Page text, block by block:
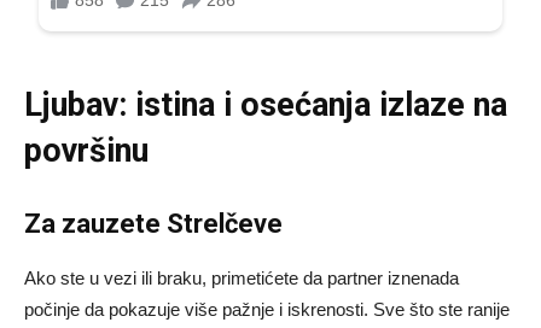
Ljubav: istina i osećanja izlaze na
površinu
Za zauzete Strelčeve
Ako ste u vezi ili braku, primetićete da partner iznenada
počinje da pokazuje više pažnje i iskrenosti. Sve što ste ranije